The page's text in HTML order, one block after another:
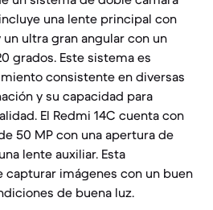
una lente principal con
un ultra gran angular con un
grados. Este sistema es
consistente en diversas
y su capacidad para
El Redmi 14C cuenta con
50 MP con una apertura de
lente auxiliar. Esta
imágenes con un buen
de buena luz.